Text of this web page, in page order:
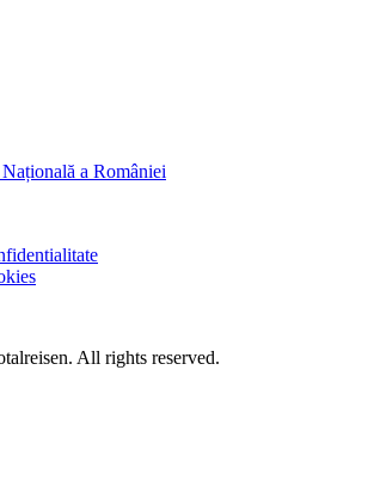
a României
All rights reserved.